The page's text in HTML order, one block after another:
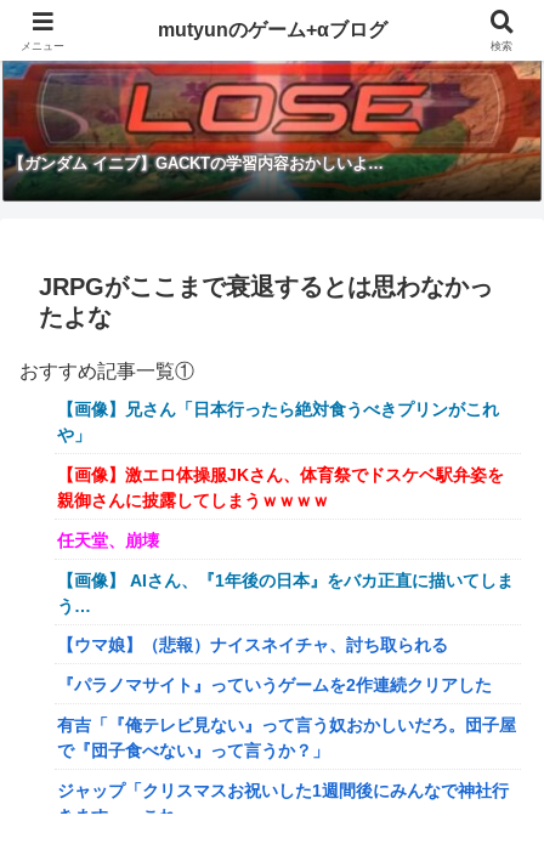
【ガンダム イニブ】GACKTの学習内容おかしいよ…
JRPGがここまで衰退するとは思わなかっ
たよな
おすすめ記事一覧①
【画像】兄さん「日本行ったら絶対食うべきプリンがこれ
や」
【画像】激エロ体操服JKさん、体育祭でドスケベ駅弁姿を
親御さんに披露してしまうｗｗｗｗ
任天堂、崩壊
【画像】 AIさん、『1年後の日本』をバカ正直に描いてしま
う…
【ウマ娘】（悲報）ナイスネイチャ、討ち取られる
『パラノマサイト』っていうゲームを2作連続クリアした
有吉「『俺テレビ見ない』って言う奴おかしいだろ。団子屋
で『団子食べない』って言うか？」
ジャップ「クリスマスお祝いした1週間後にみんなで神社行
きます」←これ
メニュー
mutyunのゲーム+αブログ
検索